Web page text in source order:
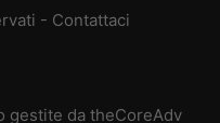
- Contattaci
gestite da theCoreAdv